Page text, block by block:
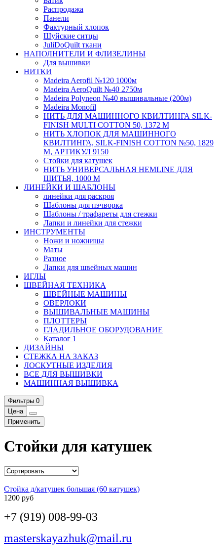
Распродажа
Панели
Фактурный хлопок
Шуйские ситцы
JuliDoQuilt ткани
НАПОЛНИТЕЛИ И ФЛИЗЕЛИНЫ
Для вышивки
НИТКИ
Madeira Aerofil №120 1000м
Madeira AeroQuilt №40 2750м
Madeira Polyneon №40 вышивальные (200м)
Мadeira Monofil
НИТЬ ДЛЯ МАШИННОГО КВИЛТИНГА SILK-
FINISH MULTI COTTON 50, 1372 М
НИТЬ ХЛОПОК ДЛЯ МАШИННОГО
КВИЛТИНГА, SILK-FINISH COTTON №50, 1829
М, АРТИКУЛ 9150
Стойки для катушек
НИТЬ УНИВЕРСАЛЬНАЯ HEMLINE ДЛЯ
ШИТЬЯ, 1000 М
ЛИНЕЙКИ И ШАБЛОНЫ
линейки для раскроя
Шаблоны для пэчворка
Шаблоны / трафареты для стежки
Лапки и линейки для стежки
ИНСТРУМЕНТЫ
Ножи и ножницы
Маты
Разное
Лапки для швейных машин
ИГЛЫ
ШВЕЙНАЯ ТЕХНИКА
ШВЕЙНЫЕ МАШИНЫ
ОВЕРЛОКИ
ВЫШИВАЛЬНЫЕ МАШИНЫ
ПЛОТТЕРЫ
ГЛАДИЛЬНОЕ ОБОРУДОВАНИЕ
Каталог 1
ДИЗАЙНЫ
СТЕЖКА НА ЗАКАЗ
ЛОСКУТНЫЕ ИЗДЕЛИЯ
ВСЕ ДЛЯ ВЫШИВКИ
МАШИННАЯ ВЫШИВКА
Фильтры 0
Цена
Применить
Стойки для катушек
Стойка д/катушек большая (60 катушек)
1200 руб
+7 (919) 008-99-03
masterskayazhuk@mail.ru